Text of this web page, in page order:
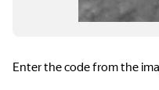
TeploExpert.com ©